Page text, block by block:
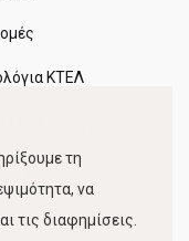
ΚΤΕΛ
Λιμένοςτη
να
τις διαφημίσεις.